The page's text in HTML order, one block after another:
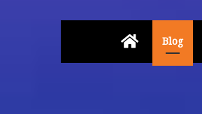
AccueilBlog